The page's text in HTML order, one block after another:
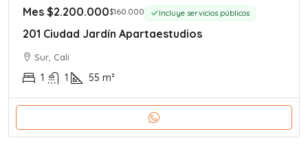
Mes $2.200.000$160.000 Incluye servicios públicos
201 Ciudad Jardín Apartaestudios
Sur, Cali
1 1 55 m²